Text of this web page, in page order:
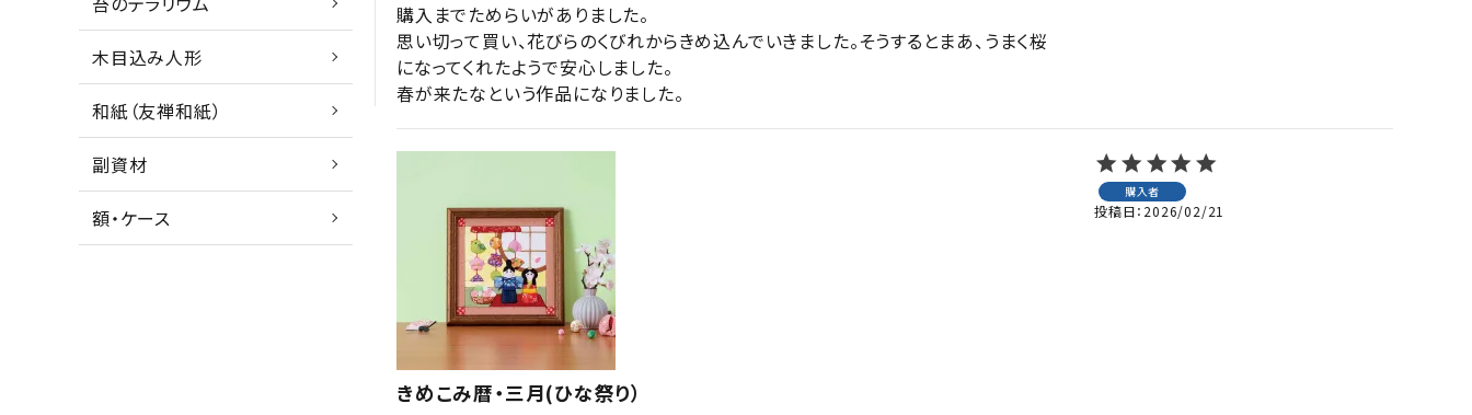
木目込み人形
和紙（友禅和紙）
副資材
額・ケース
購入までためらいがありました。
思い切って買い、花びらのくびれからきめ込んでいきました。そうするとまあ、うまく桜
になってくれたようで安心しました。
きめこみ暦・三月(ひな祭り）
購入者
投稿日 2026/02/21